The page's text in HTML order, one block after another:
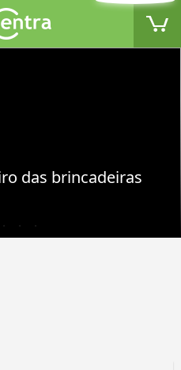
das brincadeiras